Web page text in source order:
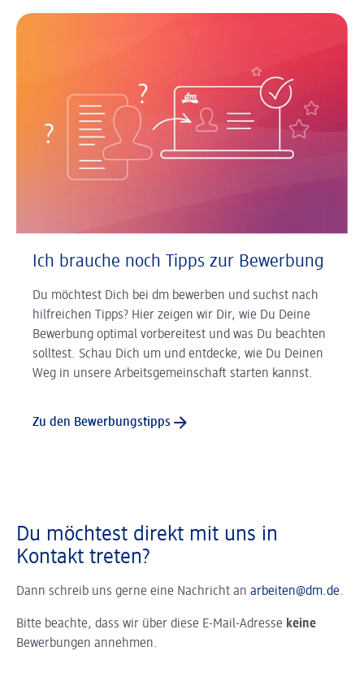
Ich brauche noch Tipps zur Bewerbung
Du möchtest Dich bei dm bewerben und suchst nach
hilfreichen Tipps? Hier zeigen wir Dir, wie Du Deine
Bewerbung optimal vorbereitest und was Du beachten
solltest. Schau Dich um und entdecke, wie Du Deinen
Weg in unsere Arbeitsgemeinschaft starten kannst.
Zu den Bewerbungstipps
Du möchtest direkt mit uns in
Kontakt treten?
Dann schreib uns gerne eine Nachricht an arbeiten@dm.de.
Bitte beachte, dass wir über diese E-Mail-Adresse keine
Bewerbungen annehmen.